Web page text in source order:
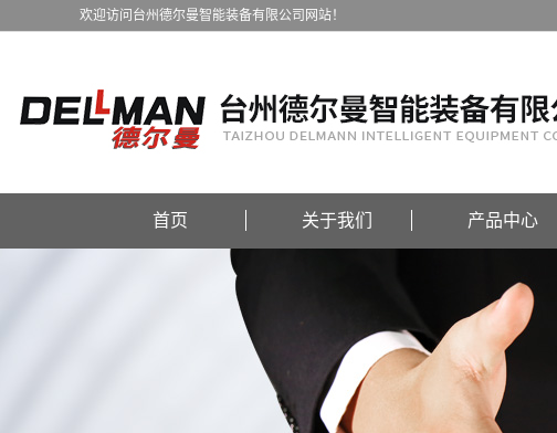
欢迎访问台州德尔曼智能装备有限公司网站！
首页 关于我们 产品中心